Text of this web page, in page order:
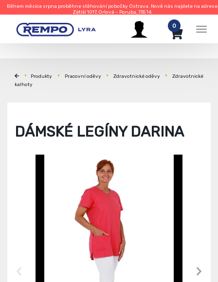
Během měsíce srpna proběhne stěhování pobočky Ostrava. Nově nás najdete na
Zátiší 1017, Orlová – Poruba, 735 14.
0
Produkty Pracovní oděvy Zdravotnické oděvy
Zdravotnické
kalhoty
DÁMSKÉ LEGÍNY DARINA